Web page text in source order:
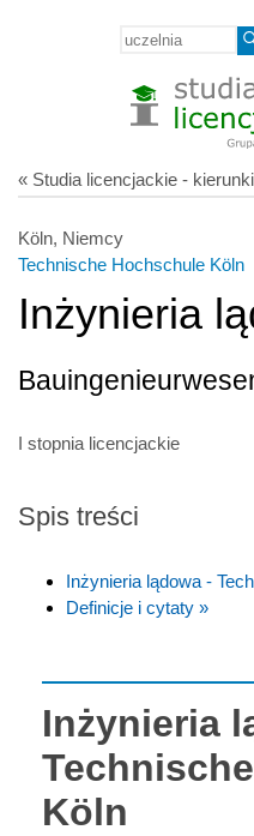
« Studia licencjackie -
Köln, Niemcy
Technische Hochschule Köln
Inżynieria
I stopnia licencjackie
Spis treści
Inżynieria lądowa -
Definicje i cytaty »
Inżynieria
Köln